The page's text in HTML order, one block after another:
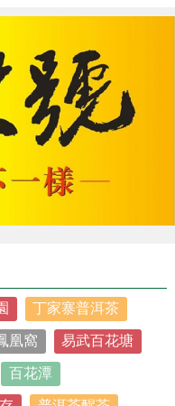
黃芽、沩山毛尖、廣東大
大量的消化酶，保護脾胃幫
品種較多，是中國六大茶類
茶之甘醇、綠茶之鮮爽、花
仙、鐵觀音、鳳凰單枞等。
茶，除了一般茶葉具有的功
丁家寨普洱茶
凰窩 易武百花塘
百花潭